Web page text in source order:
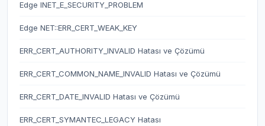
Edge INET_E_SECURITY_PROBLEM
Edge NET::ERR_CERT_WEAK_KEY
ERR_CERT_AUTHORITY_INVALID Hatası ve Çözümü
ERR_CERT_COMMON_NAME_INVALID Hatası ve Çözümü
ERR_CERT_DATE_INVALID Hatası ve Çözümü
ERR_CERT_SYMANTEC_LEGACY Hatası